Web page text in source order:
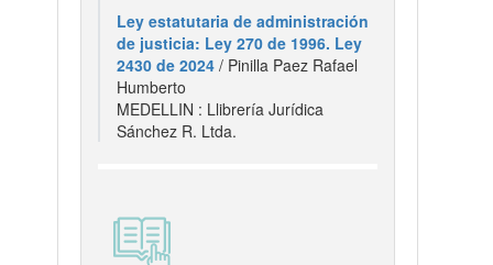
Ley estatutaria de administración
de justicia: Ley 270 de 1996. Ley
2430 de 2024 / Pinilla Paez Rafael
Humberto
MEDELLIN : Llibrería Jurídica
Sánchez R. Ltda.